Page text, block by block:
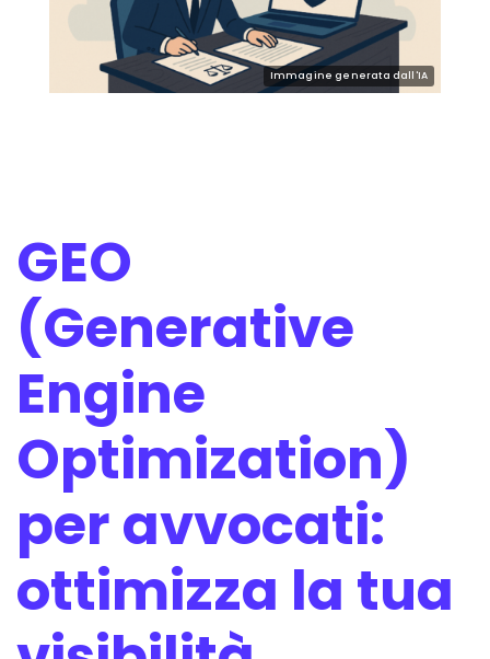
GEO
(Generative
Engine
Optimization)
per avvocati:
ottimizza la tua